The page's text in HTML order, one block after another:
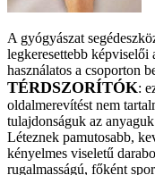
A gyógyászat
legkeresettebb képviselői
használatos a csoporton
TÉRDSZORÍTÓK:
oldalmerevítést nem
tulajdonságuk az
Léteznek pamutosabb,
kényelmes viseletű
rugalmasságú, főként